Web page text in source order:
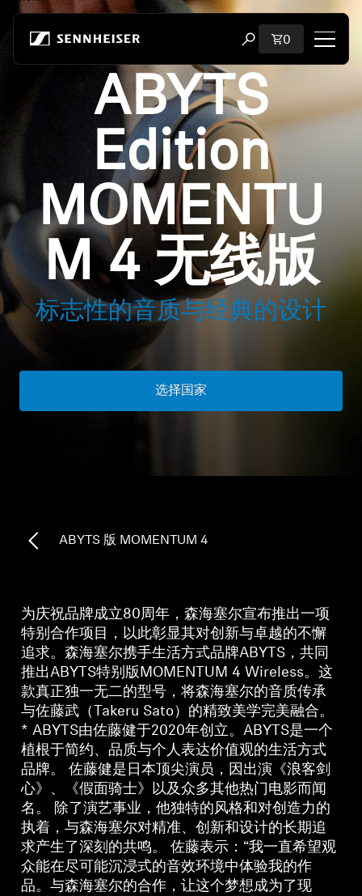
打开搜索弹出窗口
购物车内商
0
所有发烧级耳机
所有 soundbar
听证会
加密狗与发射器
备件与配件
关于我们
声音空间
支持
专业
ABYTS
Edition
MOMENTU
M 4 无线版
标志性的音质与经典的设计
选择国家
ABYTS 版 MOMENTUM 4
为庆祝品牌成立80周年，森海塞尔宣布推出一项
特别合作项目，以此彰显其对创新与卓越的不懈
追求。森海塞尔携手生活方式品牌ABYTS，共同
推出ABYTS特别版MOMENTUM 4 Wireless。这
款真正独一无二的型号，将森海塞尔的音质传承
与佐藤武（Takeru Sato）的精致美学完美融合。
* ABYTS由佐藤健于2020年创立。ABYTS是一个
植根于简约、品质与个人表达价值观的生活方式
品牌。 佐藤健是日本顶尖演员，因出演《浪客剑
心》、《假面骑士》以及众多其他热门电影而闻
名。 除了演艺事业，他独特的风格和对创造力的
执着，与森海塞尔对精准、创新和设计的长期追
求产生了深刻的共鸣。 佐藤表示：“我一直希望观
众能在尽可能沉浸式的音效环境中体验我的作
品。与森海塞尔的合作，让这个梦想成为了现